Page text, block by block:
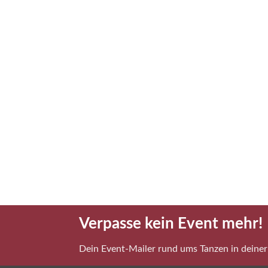
Verpasse kein Event mehr!
Dein Event-Mailer rund ums Tanzen in